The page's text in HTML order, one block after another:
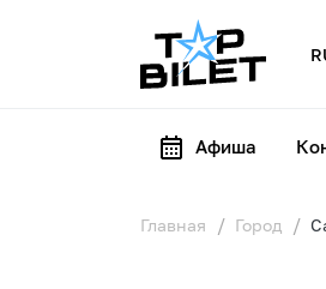
Афиша
Главная Город